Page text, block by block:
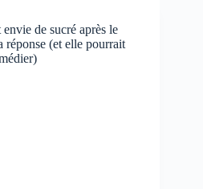
de sucré après le
réponse (et elle pourrait